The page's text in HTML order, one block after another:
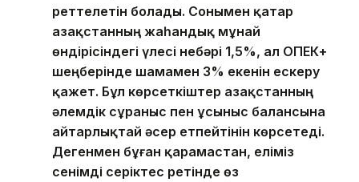
реттелетін болады. Сонымен қатар
Қазақстанның жаһандық мұнай
өндірісіндегі үлесі небәрі 1,5%, ал ОПЕК+
шеңберінде шамамен 3% екенін ескеру
қажет. Бұл көрсеткіштер Қазақстанның
әлемдік сұраныс пен ұсыныс балансына
айтарлықтай әсер етпейтінін көрсетеді.
Дегенмен бұған қарамастан, еліміз
сенімді серіктес ретінде өз